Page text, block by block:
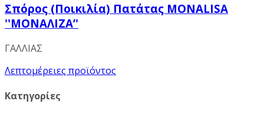
Σπόρος (Ποικιλία) Πατάτας ΜΟΝΑLISA
''MONAΛΙΖΑ’'
ΓΑΛΛΙΑΣ
Λεπτομέρειες προϊόντος
Κατηγορίες